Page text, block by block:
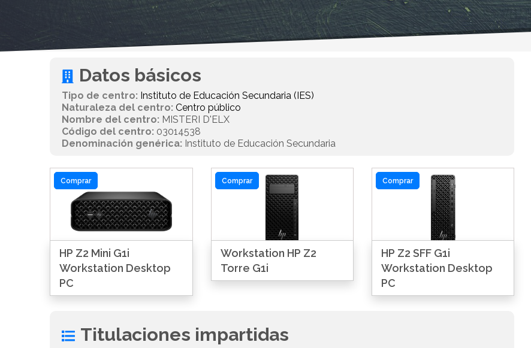
Datos básicos
Tipo de centro: Instituto de Educación Secundaria (IES)
Naturaleza del centro: Centro público
Nombre del centro: MISTERI D'ELX
Código del centro: 03014538
Denominación genérica: Instituto de Educación Secundaria
Comprar
HP Z2 Mini G1i
Workstation Desktop
PC
Comprar
Workstation HP Z2
Torre G1i
Comprar
HP Z2 SFF G1i
Workstation Desktop
PC
Titulaciones impartidas